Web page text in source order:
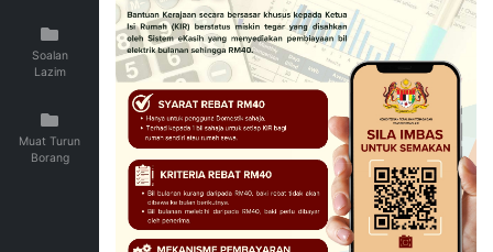
Soalan
Lazim
Muat Turun
Borang